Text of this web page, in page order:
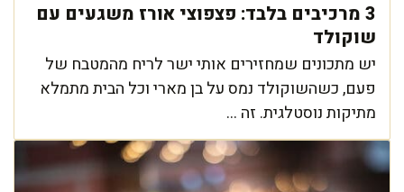
3 מרכיבים בלבד: פצפוצי אורז משגעים עם
שוקולד
יש מתכונים שמחזירים אותי ישר לריח מהמטבח של
פעם, כשהשוקולד נמס על בן מארי וכל הבית מתמלא
מתיקות נוסטלגית. זה ...